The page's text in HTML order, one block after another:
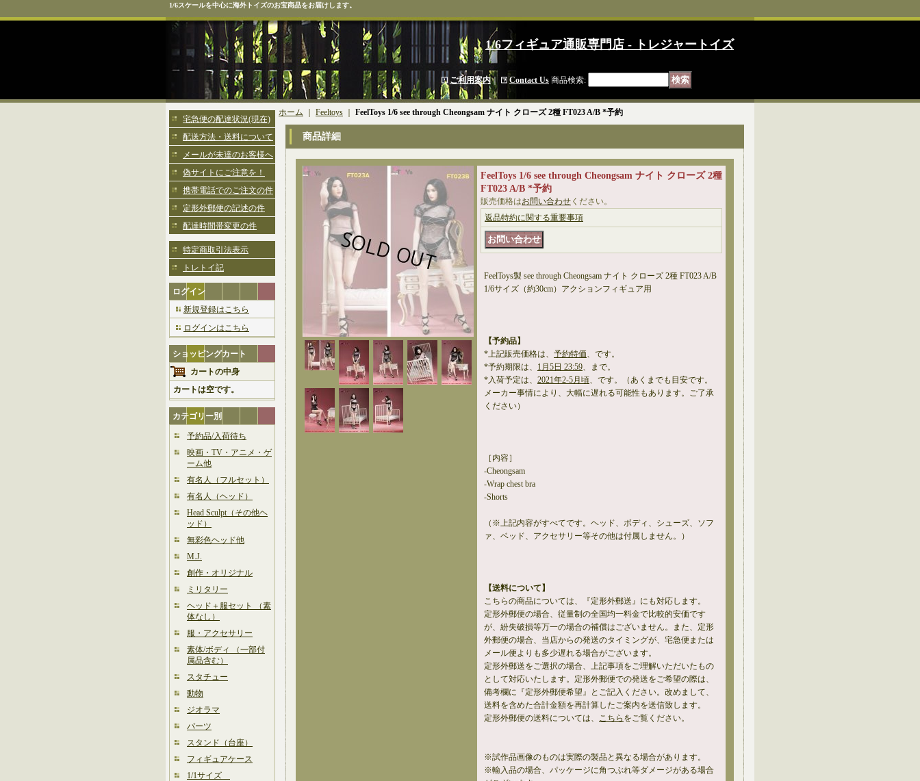
1/6スケールを中心に海外トイズのお宝商品をお届けします。
1/6フィギュア通販専門店 - トレジャートイズ
ご利用案内｜ Contact Us 商品検索:
宅急便の配達状況(現在)
配送方法・送料について
メールが未達のお客様へ
偽サイトにご注意を！
携帯電話でのご注文の件
定形外郵便の記述の件
配達時間帯変更の件
特定商取引法表示
トレトイ記
ログイン
新規登録はこちら
ログインはこちら
ショッピングカート
カートの中身
カートは空です。
カテゴリー別
予約品/入荷待ち
映画・TV・アニメ・ゲ
ーム他
有名人（フルセット）
有名人（ヘッド）
Head Sculpt（その他ヘ
ッド）
無彩色ヘッド他
M.J.
創作・オリジナル
ミリタリー
ヘッド＋服セット （素
体なし）
服・アクセサリー
素体/ボディ （一部付
属品含む）
スタチュー
動物
ジオラマ
パーツ
スタンド（台座）
フィギュアケース
1/1サイズ
ホーム Feeltoys FeelToys 1/6 see through Cheongsam ナイト クローズ 2種 FT023 A/B *予約
商品詳細
FeelToys 1/6 see through Cheongsam ナイト クローズ 2種
FT023 A/B *予約
販売価格はお問い合わせ ください。
返品特約に関する重要事項
FeelToys製 see through Cheongsam ナイト クローズ 2種 FT023 A/B
1/6サイズ（約30cm）アクションフィギュア用
【予約品】
*上記販売価格は、 予約特価、です。
*予約期限は、 1月5日 23:59、まで。
*入荷予定は、 2021年2-5月頃、です。（あくまでも目安です。
メーカー事情により、大幅に遅れる可能性もあります。ご了承
ください）
［内容］
-Cheongsam
-Wrap chest bra
-Shorts
（※上記内容がすべてです。ヘッド、ボディ、シューズ、ソフ
ァ、ベッド、アクセサリー等その他は付属しません。）
【送料について】
こちらの商品については、『定形外郵送』にも対応します。
定形外郵便の場合、従量制の全国均一料金で比較的安価です
が、紛失破損等万一の場合の補償はございません。また、定形
外郵便の場合、当店からの発送のタイミングが、宅急便または
メール便よりも多少遅れる場合がございます。
定形外郵送をご選択の場合、上記事項をご理解いただいたもの
として対応いたします。定形外郵便での発送をご希望の際は、
備考欄に『定形外郵便希望』とご記入ください。改めまして、
送料を含めた合計金額を再計算したご案内を送信致します。
定形外郵便の送料については、 こちら をご覧ください。
※試作品画像のものは実際の製品と異なる場合があります。
※輸入品の場合、パッケージに角つぶれ等ダメージがある場合